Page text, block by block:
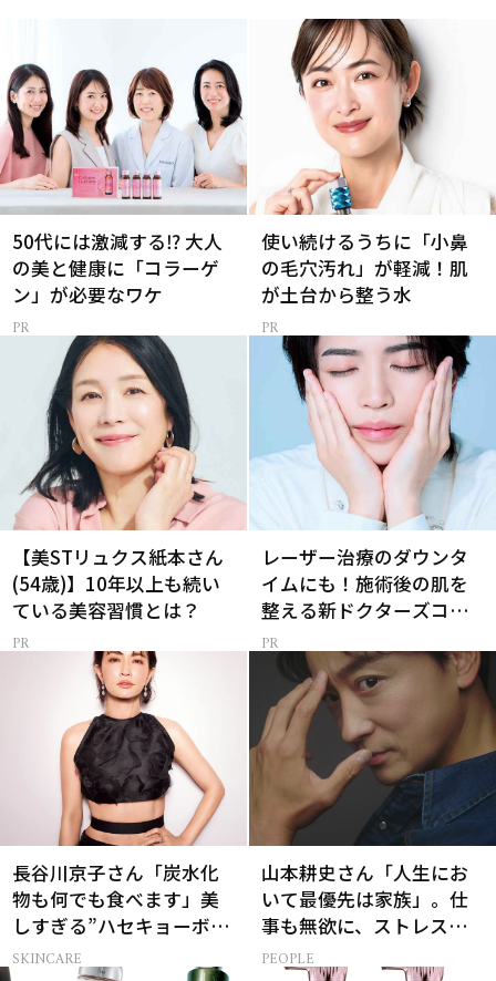
50代には激減する⁉ 大人
の美と健康に「コラーゲ
ン」が必要なワケ
使い続けるうちに「小鼻
の毛穴汚れ」が軽減！肌
が土台から整う水
【美STリュクス紙本さん
(54歳)】10年以上も続い
ている美容習慣とは？
レーザー治療のダウンタ
イムにも！施術後の肌を
整える新ドクターズコス
メ
長谷川京子さん「炭水化
物も何でも食べます」美
しすぎる”ハセキョーボデ
ィ”を作る秘訣
SKINCARE
山本耕史さん「人生にお
いて最優先は家族」。仕
事も無欲に、ストレスを
溜めない生き方
PEOPLE